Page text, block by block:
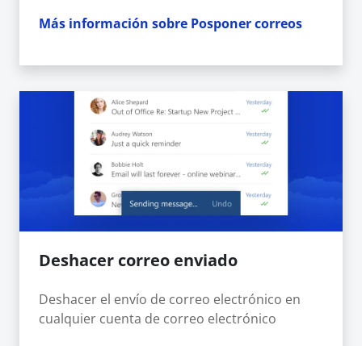
Más información sobre Posponer correos
Deshacer correo enviado
Deshacer el envío de correo electrónico en
cualquier cuenta de correo electrónico